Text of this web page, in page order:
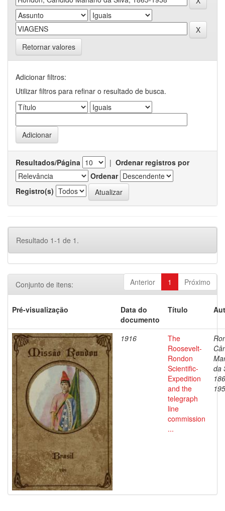
Retornar valores
Adicionar filtros:
Utilizar filtros para refinar o resultado de busca.
Resultados/Página | Ordenar registros por
Ordenar
Registro(s)
Resultado 1-1 de 1.
Anterior 1 Próximo
Conjunto de itens:
Pré-visualização
Data do
documento
Título
1916
The
Roosevelt-
Rondon
Scientific-
Expedition
and the
telegraph
line
commission
...
da